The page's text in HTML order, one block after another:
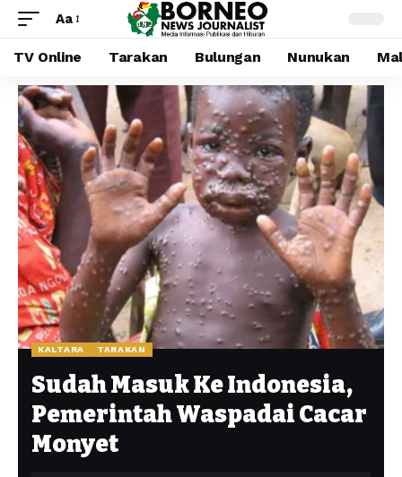
Aa
TV Online Tarakan Bulungan Nunukan
KALTARA TARAKAN
Sudah Masuk Ke Indonesia,
Pemerintah Waspadai Cacar
Monyet